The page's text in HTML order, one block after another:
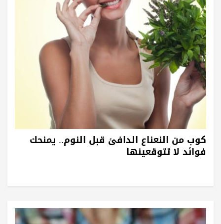
كوب من النعناع الدافئ قبل النوم.. يمنحك
فوائد لا تتوقعينها